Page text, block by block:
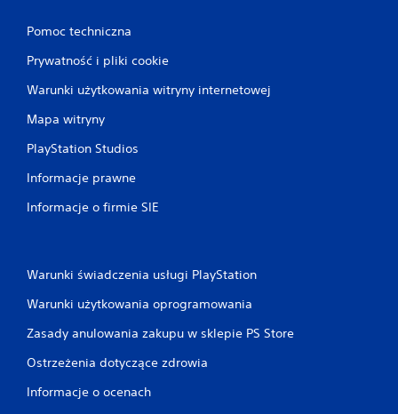
Pomoc techniczna
Prywatność i pliki cookie
Warunki użytkowania witryny internetowej
Mapa witryny
PlayStation Studios
Informacje prawne
Informacje o firmie SIE
Warunki świadczenia usługi PlayStation
Warunki użytkowania oprogramowania
Zasady anulowania zakupu w sklepie PS Store
Ostrzeżenia dotyczące zdrowia
Informacje o ocenach